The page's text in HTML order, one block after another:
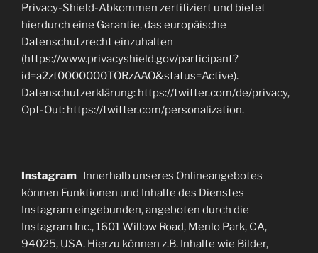
Privacy-Shield-Abkommen zertifiziert und bietet
hierdurch eine Garantie, das europäische
Datenschutzrecht einzuhalten
(https://www.privacyshield.gov/participant?
id=a2zt0000000TORzAAO&status=Active).
Datenschutzerklärung: https://twitter.com/de/privacy,
Opt-Out: https://twitter.com/personalization.
Instagram Innerhalb unseres Onlineangebotes
können Funktionen und Inhalte des Dienstes
Instagram eingebunden, angeboten durch die
Instagram Inc., 1601 Willow Road, Menlo Park, CA,
94025, USA. Hierzu können z.B. Inhalte wie Bilder,